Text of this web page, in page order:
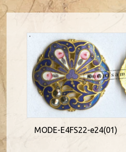
MODE-E4FS22-e24(01)